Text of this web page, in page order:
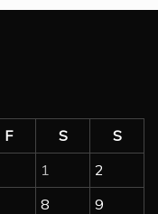
F S
S
1
2
8
9